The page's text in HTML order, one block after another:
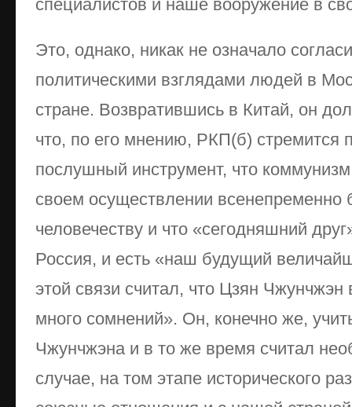
специалистов и наше вооружение в
Это, однако, никак не означало
политическими взглядами людей в
стране. Возвратившись в Китай, он
что, по его мнению, РКП(б) стремится
послушный инструмент, что
своем осуществлении всенепременно
человечеству и что «сегодняшний
Россия, и есть «наш будущий
этой связи считал, что Цзян
много сомнений». Он, конечно же,
Чжунчжэна и в то же время считал
случае, на том этапе исторического